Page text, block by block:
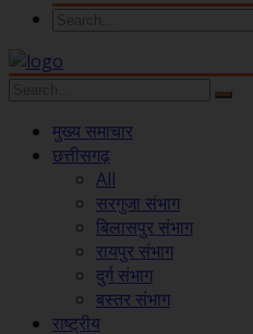
मुख्य समाचार
छत्तीसगढ़
All
सरगुजा संभाग
बिलासपुर संभाग
रायपुर संभाग
दुर्ग संभाग
बस्तर संभाग
राष्ट्रीय